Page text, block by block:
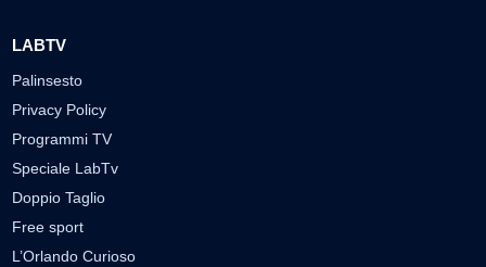
LABTV
Palinsesto
Privacy Policy
Programmi TV
Speciale LabTv
Doppio Taglio
Free sport
L’Orlando Curioso